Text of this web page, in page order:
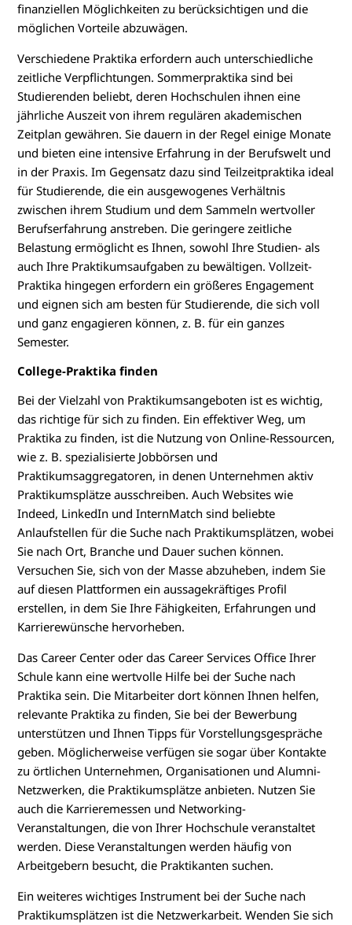
finanziellen Möglichkeiten zu berücksichtigen und die
möglichen Vorteile abzuwägen.
Verschiedene Praktika erfordern auch unterschiedliche
zeitliche Verpflichtungen. Sommerpraktika sind bei
Studierenden beliebt, deren Hochschulen ihnen eine
jährliche Auszeit von ihrem regulären akademischen
Zeitplan gewähren. Sie dauern in der Regel einige Monate
und bieten eine intensive Erfahrung in der Berufswelt und
in der Praxis. Im Gegensatz dazu sind Teilzeitpraktika ideal
für Studierende, die ein ausgewogenes Verhältnis
zwischen ihrem Studium und dem Sammeln wertvoller
Berufserfahrung anstreben. Die geringere zeitliche
Belastung ermöglicht es Ihnen, sowohl Ihre Studien- als
auch Ihre Praktikumsaufgaben zu bewältigen. Vollzeit-
Praktika hingegen erfordern ein größeres Engagement
und eignen sich am besten für Studierende, die sich voll
und ganz engagieren können, z. B. für ein ganzes
Semester.
College-Praktika finden
Bei der Vielzahl von Praktikumsangeboten ist es wichtig,
das richtige für sich zu finden. Ein effektiver Weg, um
Praktika zu finden, ist die Nutzung von Online-Ressourcen,
wie z. B. spezialisierte Jobbörsen und
Praktikumsaggregatoren, in denen Unternehmen aktiv
Praktikumsplätze ausschreiben. Auch Websites wie
Indeed, LinkedIn und InternMatch sind beliebte
Anlaufstellen für die Suche nach Praktikumsplätzen, wobei
Sie nach Ort, Branche und Dauer suchen können.
Versuchen Sie, sich von der Masse abzuheben, indem Sie
auf diesen Plattformen ein aussagekräftiges Profil
erstellen, in dem Sie Ihre Fähigkeiten, Erfahrungen und
Karrierewünsche hervorheben.
Das Career Center oder das Career Services Office Ihrer
Schule kann eine wertvolle Hilfe bei der Suche nach
Praktika sein. Die Mitarbeiter dort können Ihnen helfen,
relevante Praktika zu finden, Sie bei der Bewerbung
unterstützen und Ihnen Tipps für Vorstellungsgespräche
geben. Möglicherweise verfügen sie sogar über Kontakte
zu örtlichen Unternehmen, Organisationen und Alumni-
Netzwerken, die Praktikumsplätze anbieten. Nutzen Sie
auch die Karrieremessen und Networking-
Veranstaltungen, die von Ihrer Hochschule veranstaltet
werden. Diese Veranstaltungen werden häufig von
Arbeitgebern besucht, die Praktikanten suchen.
Ein weiteres wichtiges Instrument bei der Suche nach
Praktikumsplätzen ist die Netzwerkarbeit. Wenden Sie sich